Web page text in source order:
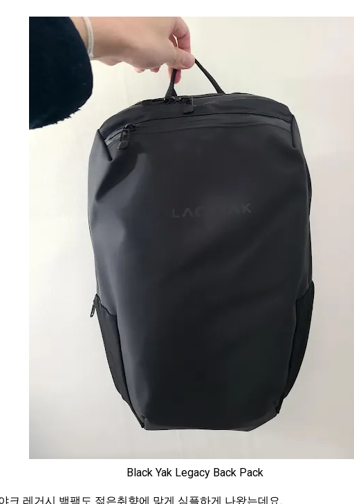
Black Yak Legacy Back Pack
크 레거시 백팩도 젊은취향에 맞게 심플하게 나왔는데요.